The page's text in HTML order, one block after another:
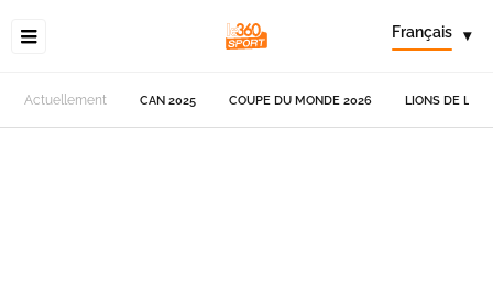
Français ▾
Actuellement CAN 2025 COUPE DU MONDE 2026 LIONS DE